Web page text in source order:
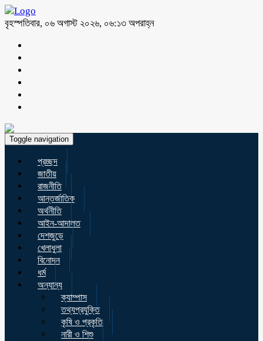
বৃহস্পতিবার, ০৬ অগাস্ট ২০২৬, ০৬:১৩ অপরাহ্ন
Toggle navigation
প্রচ্ছদ
জাতীয়
রাজনীতি
আন্তর্জাতিক
অর্থনীতি
আইন-আদালত
দেশজুড়ে
খেলাধুলা
বিনোদন
ধর্ম
অন্যান্য
ক্যাম্পাস
তথ্যপ্রযুক্তি
কৃষি ও প্রকৃতি
নারী ও শিশু